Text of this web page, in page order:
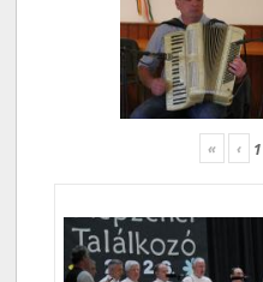
« ‹ 1